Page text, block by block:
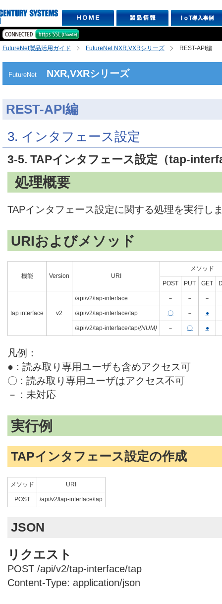
FutureNet製品活用ガイド FutureNet NXR,VXRシリーズ REST-API編
FutureNet NXR,VXRシリーズ
REST-API編
3. インタフェース設定
3-5. TAPインタフェース設定（tap-
処理概要
TAPインタフェース設定に関する処理を実行し
URIおよびメソッド
機能 Version URI
メソッド
POST PUT GET
tap interface v2
/api/v2/tap-interface － － －
/api/v2/tap-interface/tap 〇 － ●
/api/v2/tap-interface/tap/{NUM} － 〇 ●
凡例：
● : 読み取り専用ユーザも含めアクセス可
〇 : 読み取り専用ユーザはアクセス不可
－ : 未対応
実行例
TAPインタフェース設定の作成
メソッド URI
POST /api/v2/tap-interface/tap
JSON
リクエスト
POST /api/v2/tap-interface/tap
Content-Type: application/json